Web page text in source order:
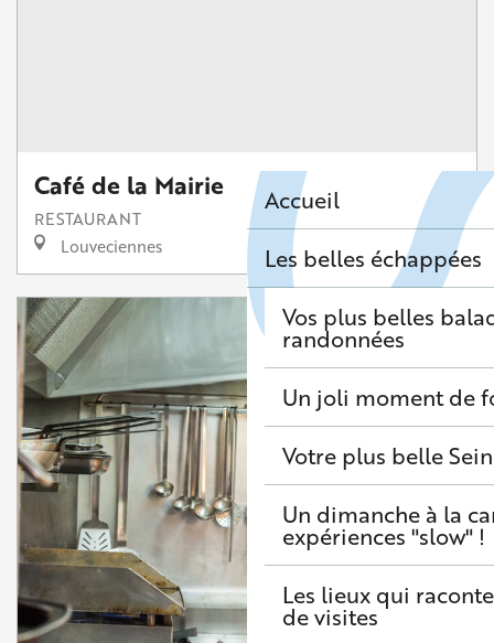
Accueil
Les belles échappées
Vos plus belles
randonnées
Un joli moment de
Votre plus belle
Un dimanche à la
expériences "slow" !
Les lieux qui
de visites
Café de la Mairie
RESTAURANT
Louveciennes